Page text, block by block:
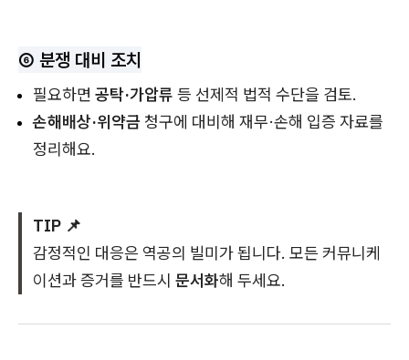
⑥ 분쟁 대비 조치
필요하면 공탁·가압류 등 선제적 법적 수단을 검토.
손해배상·위약금 청구에 대비해 재무·손해 입증 자료를
정리해요.
TIP 📌
감정적인 대응은 역공의 빌미가 됩니다. 모든 커뮤니케
이션과 증거를 반드시 문서화해 두세요.